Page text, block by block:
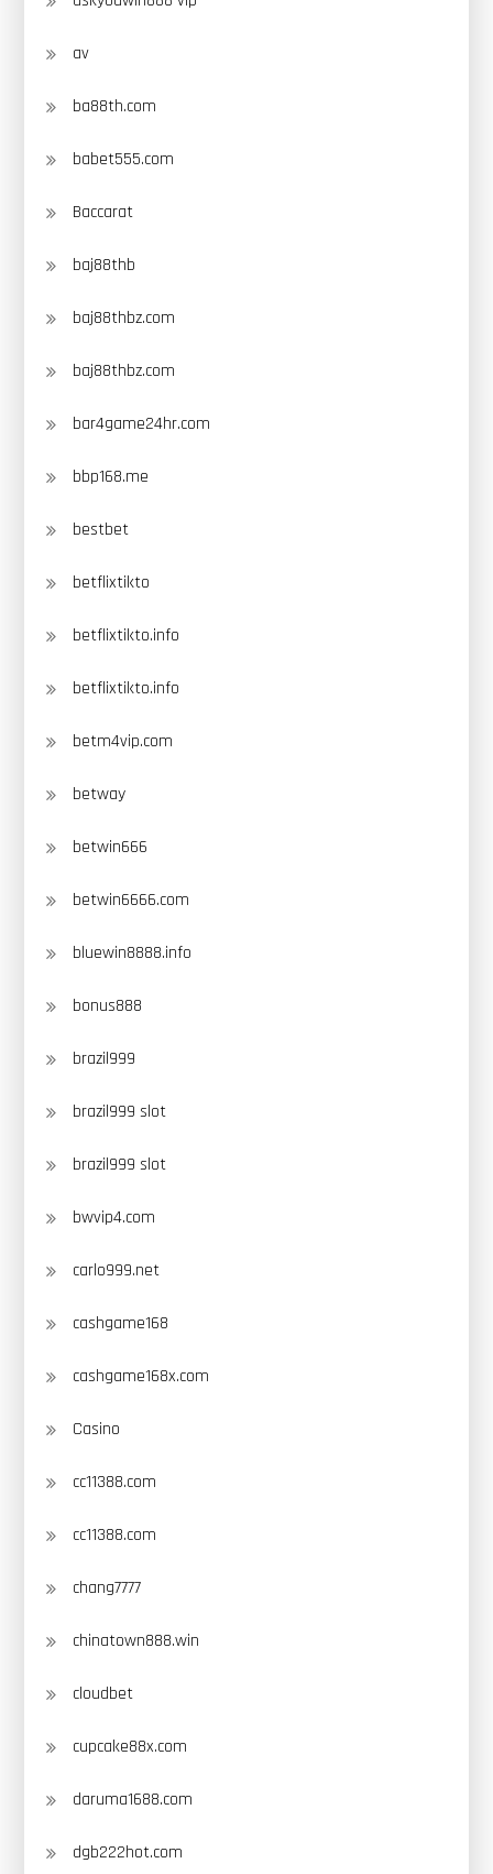
av
ba88th.com
babet555.com
Baccarat
baj88thb
baj88thbz.com
baj88thbz.com
bar4game24hr.com
bbp168.me
bestbet
betflixtikto
betflixtikto.info
betflixtikto.info
betm4vip.com
betway
betwin666
betwin6666.com
bluewin8888.info
bonus888
brazil999
brazil999 slot
brazil999 slot
bwvip4.com
carlo999.net
cashgame168
cashgame168x.com
Casino
cc11388.com
cc11388.com
chang7777
chinatown888.win
cloudbet
cupcake88x.com
daruma1688.com
dgb222hot.com